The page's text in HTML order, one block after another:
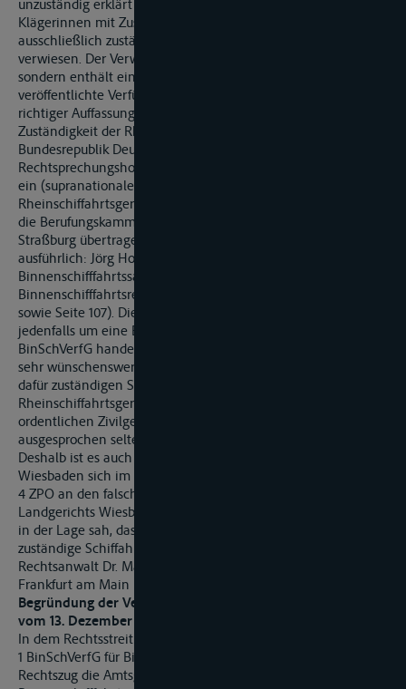
unzuständig erklärt und das Verfahren auf Antrag der
Klägerinnen mit Zustimmung der Beklagten an das
ausschließlich zuständige Schiffahrtsgericht in Mainz
verwiesen. Der Verweisungsbeschluss ist nicht begründet,
sondern enthält einen Verweis auf die nachstehend
veröffentlichte Verfügung vom 13. Dezember 2016. Nach
richtiger Auffassung sind Amtshaftungsansprüche der
Zuständigkeit der Rheinschiffahrtsgerichte entzogen, weil die
Bundesrepublik Deutschland insoweit ihre
Rechtsprechungshoheit für ihr hoheitliches Handeln nicht auf
ein (supranationales) Sondergericht, wie ein
Rheinschiffahrtsgericht, die Rheinschiffahrtsobergerichte und
die Berufungskammer der Rheinzentralkommission in
Straßburg übertragen hat (Siehe dazu grundlegend und
ausführlich: Jörg Hofmann, die gerichtliche Zuständigkeit in
Binnenschifffahrtssachen, Mannheimer Beiträge zum
Binnenschifffahrtsrecht, Band IV, Duisburg 1996, Seite 46 ff
sowie Seite 107). Dies ändert aber nichts daran, dass es sich
jedenfalls um eine Binnenschifffahrtssache im Sinne des
BinSchVerfG handelt. Die Praxis zeigt immer wieder, dass es
sehr wünschenswert ist, dass nautische Vorgänge vor den
dafür zuständigen Schifffahrtsgerichten oder
Rheinschiffahrtsgerichten verhandelt werden und nicht vor
ordentlichen Zivilgerichten mit allgemeiner Zuständigkeit, die
ausgesprochen selten Kontakt mit nautischen Fragen haben.
Deshalb ist es auch zu begrüßen, dass das Landgericht
Wiesbaden sich im vorliegenden Fall nicht nach § 281 II Satz
4 ZPO an den falschen Verweisungsbeschluss des
Landgerichts Wiesbaden gebunden gefühlt hat, sondern sich
in der Lage sah, das Verfahren an das ausschließlich
zuständige Schiffahrtsgericht weiter zu verweisen.
Rechtsanwalt Dr. Martin Fischer,
Frankfurt am Main
Begründung der Verfügung des Landgerichts Wiesbaden
vom 13. Dezember 2016:
In dem Rechtsstreit ...weist das Gericht darauf hin, dass gem. §
1 BinSchVerfG für Binnenschifffahrtssachen im ersten
Rechtszug die Amtsgerichte zuständig sind.